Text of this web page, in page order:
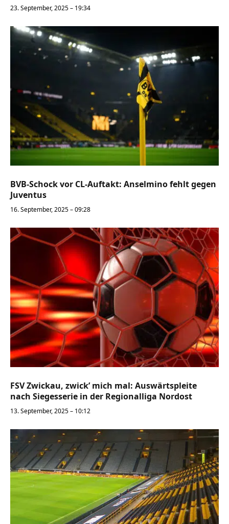
23. September, 2025 – 19:34
BVB-Schock vor CL-Auftakt: Anselmino fehlt gegen
Juventus
16. September, 2025 – 09:28
FSV Zwickau, zwick’ mich mal: Auswärtspleite
nach Siegesserie in der Regionalliga Nordost
13. September, 2025 – 10:12